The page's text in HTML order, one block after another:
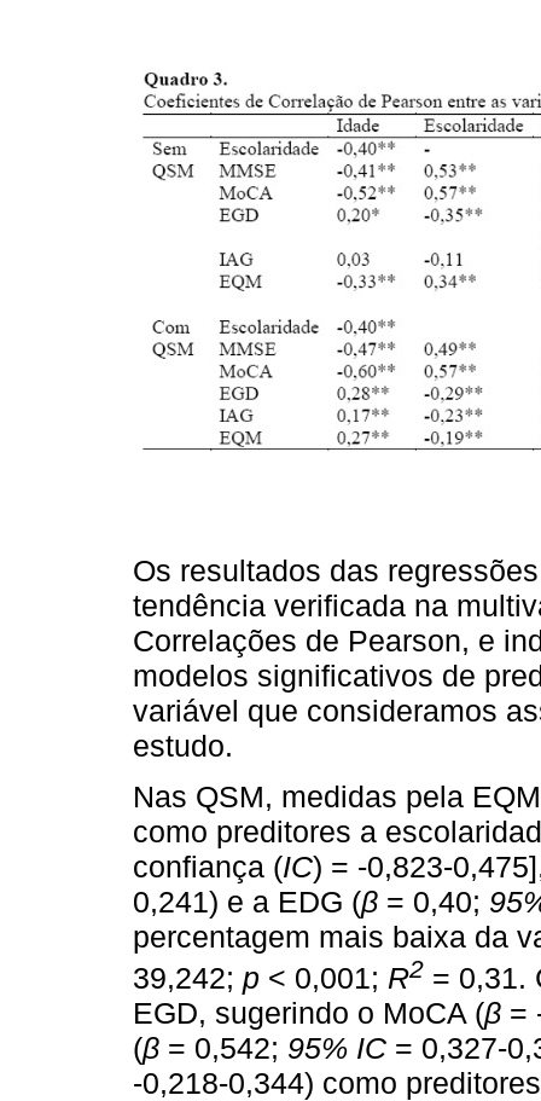
Os resultados das
tendência verificada na
Correlações de Pearson, e
modelos significativos de
variável que consideramos
estudo.
Nas QSM, medidas pela
como preditores a
confiança (IC) = -0,823-
0,241) e a EDG (β = 0,40;
percentagem mais baixa da
39,242; p < 0,001; R2 = 0,31.
EGD, sugerindo o MoCA (β =
(β = 0,542; 95% IC = 0,327-
-0,218-0,344) como